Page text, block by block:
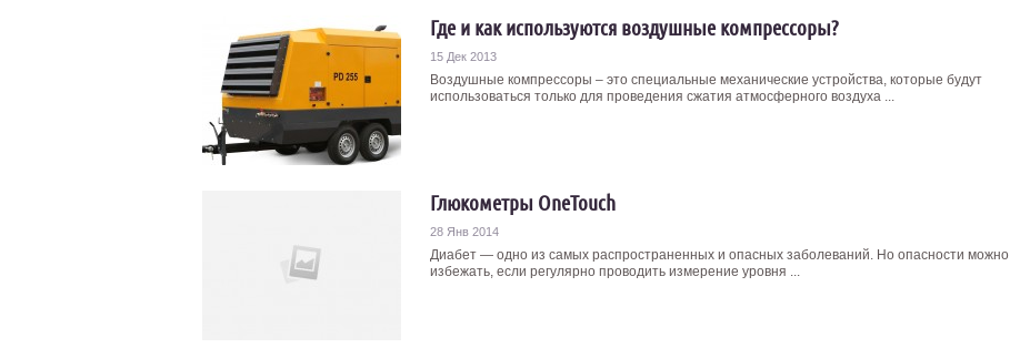
Где и как используются воздушные компрессоры?
15 Дек 2013
Воздушные компрессоры – это специальные механические устройства, которые будут
использоваться только для проведения сжатия атмосферного воздуха ...
Глюкометры OneTouch
28 Янв 2014
Диабет — одно из самых распространенных и опасных заболеваний. Но опасности можно
избежать, если регулярно проводить измерение уровня ...